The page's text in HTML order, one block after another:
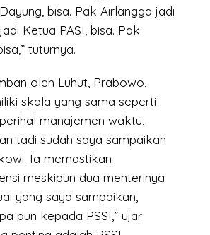
bisa. Pak Airlangga jadi
Ketua PASI, bisa. Pak
tuturnya.
oleh Luhut, Prabowo,
skala yang sama seperti
manajemen waktu,
tadi sudah saya sampaikan
Ia memastikan
meskipun dua menterinya
yang saya sampaikan,
pun kepada PSSI,” ujar